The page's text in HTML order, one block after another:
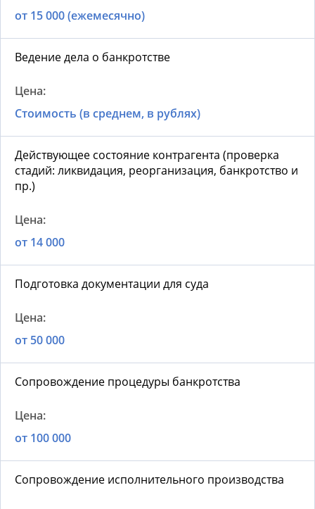
от 15 000 (ежемесячно)
Ведение дела о банкротстве
Стоимость (в среднем, в рублях)
Действующее состояние контрагента (проверка
стадий: ликвидация, реорганизация, банкротство и
пр.)
от 14 000
Подготовка документации для суда
от 50 000
Сопровождение процедуры банкротства
от 100 000
Сопровождение исполнительного производства